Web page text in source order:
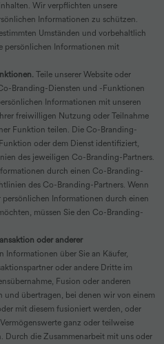
Wir verpflichten unsere
Informationen zu schützen.
Umständen und vorbehaltlich
persönlichen Informationen mit
Teile unserer Website oder
Branding-Diensten und -Funktionen
Informationen mit unseren
freiwilligen Nutzung oder Teilnahme
Funktion teilen. Die Co-Branding-
oder dem Dienst identifiziert,
des jeweiligen Co-Branding-Partners.
durch einen Co-Branding-
des Co-Branding-Partners. Wenn
Informationen durch einen
müssen Sie den Co-Branding-
oder anderer
Informationen über Sie an Käufer,
oder andere Dritte im
Fusion oder anderen
und übertragen, bei denen wir von einem
mit diesem fusioniert werden, oder
ganz oder teilweise
Durch die Zusammenarbeit mit uns oder